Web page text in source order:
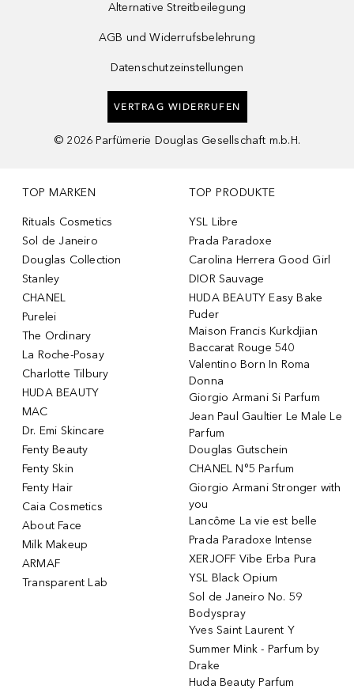
Alternative Streitbeilegung
AGB und Widerrufsbelehrung
Datenschutzeinstellungen
VERTRAG WIDERRUFEN
© 2026 Parfümerie Douglas Gesellschaft m.b.H.
TOP MARKEN
Rituals Cosmetics
Sol de Janeiro
Douglas Collection
Stanley
CHANEL
Purelei
The Ordinary
La Roche-Posay
Charlotte Tilbury
HUDA BEAUTY
MAC
Dr. Emi Skincare
Fenty Beauty
Fenty Skin
Fenty Hair
Caia Cosmetics
About Face
Milk Makeup
ARMAF
Transparent Lab
TOP PRODUKTE
YSL Libre
Prada Paradoxe
Carolina Herrera Good Girl
DIOR Sauvage
HUDA BEAUTY Easy Bake
Puder
Maison Francis Kurkdjian
Baccarat Rouge 540
Valentino Born In Roma
Donna
Giorgio Armani Si Parfum
Jean Paul Gaultier Le Male Le
Parfum
Douglas Gutschein
CHANEL N°5 Parfum
Giorgio Armani Stronger with
you
Lancôme La vie est belle
Prada Paradoxe Intense
XERJOFF Vibe Erba Pura
YSL Black Opium
Sol de Janeiro No. 59
Bodyspray
Yves Saint Laurent Y
Summer Mink - Parfum by
Drake
Huda Beauty Parfum